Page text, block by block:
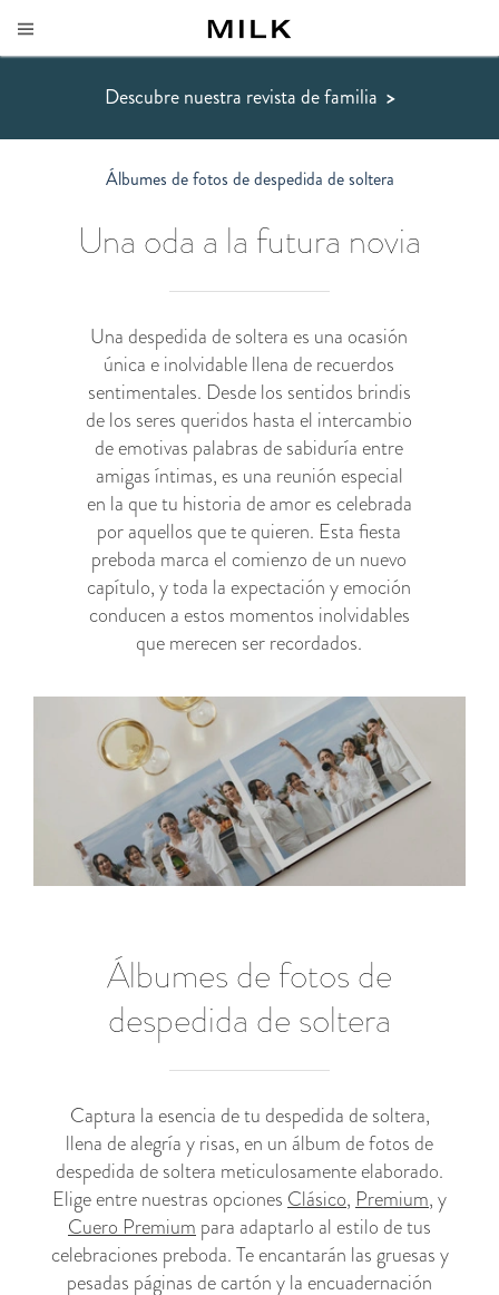
Descubre nuestra revista de familia >
Álbumes de fotos de despedida de soltera
Una oda a la futura novia
Una despedida de soltera es una ocasión
única e inolvidable llena de recuerdos
sentimentales. Desde los sentidos brindis
de los seres queridos hasta el intercambio
de emotivas palabras de sabiduría entre
amigas íntimas, es una reunión especial
en la que tu historia de amor es celebrada
por aquellos que te quieren. Esta fiesta
preboda marca el comienzo de un nuevo
capítulo, y toda la expectación y emoción
conducen a estos momentos inolvidables
que merecen ser recordados.
Álbumes de fotos de
despedida de soltera
Captura la esencia de tu despedida de soltera,
llena de alegría y risas, en un álbum de fotos de
despedida de soltera meticulosamente elaborado.
Elige entre nuestras opciones Clásico, Premium, y
Cuero Premium para adaptarlo al estilo de tus
celebraciones preboda. Te encantarán las gruesas y
pesadas páginas de cartón y la encuadernación